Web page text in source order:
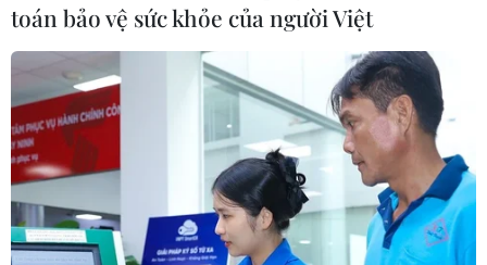
(Vietnam+)
toán bảo vệ sức khỏe của người Việt